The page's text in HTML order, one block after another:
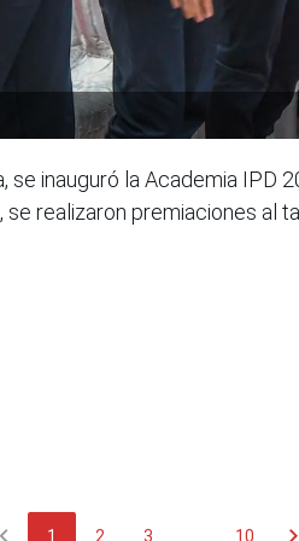
inauguró la Academia IPD
realizaron premiaciones al
1 2 3 10